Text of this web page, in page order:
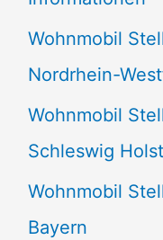
n
n
a
c
h
:
Wohnmobil
Nordrhein-
Wohnmobil
Schleswig
Wohnmobil
Bayern